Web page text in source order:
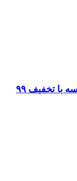
۵- لیزربیکینی ١٢۵ هزار تومان، یک جلسه با تخفیف ۹۹